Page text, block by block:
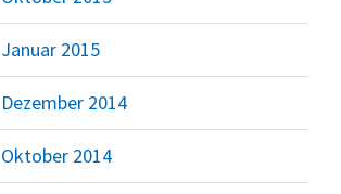
Januar 2015
Dezember 2014
Oktober 2014